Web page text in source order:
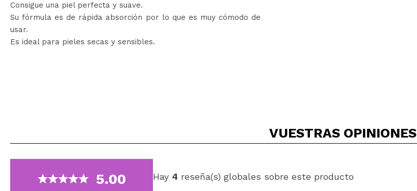
Consigue una piel perfecta y suave.
Su fórmula es de rápida absorción por lo que es muy cómodo de
usar.
Es ideal para pieles secas y sensibles.
VUESTRAS OPINIONES
5.00 Hay 4 reseña(s) globales sobre este producto